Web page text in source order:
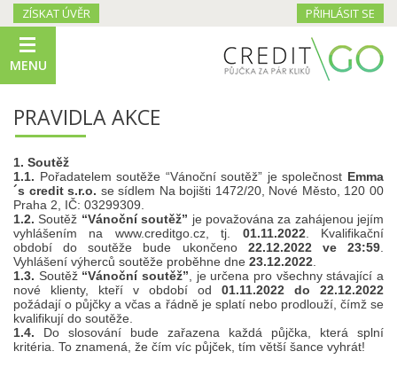
ZÍSKAT ÚVĚR PŘIHLÁSIT SE
MENU
PRAVIDLA AKCE
1. Soutěž
1.1. Pořadatelem soutěže “Vánoční soutěž” je společnost Emma
´s credit s.r.o. se sídlem Na bojišti 1472/20, Nové Město, 120 00
Praha 2, IČ: 03299309.
1.2. Soutěž “Vánoční soutěž” je považována za zahájenou jejím
vyhlášením na www.creditgo.cz, tj. 01.11.2022. Kvalifikační
období do soutěže bude ukončeno 22.12.2022 ve 23:59
Vyhlášení výherců soutěže proběhne dne 23.12.2022
1.3. Soutěž “Vánoční soutěž” , je určena pro všechny stávající a
nové klienty, kteří v období od 01.11.2022 do 22.12.2022
požádají o půjčky a včas a řádně je splatí nebo prodlouží, čímž se
kvalifikují do soutěže.
1.4. Do slosování bude zařazena každá půjčka, která splní
kritéria. To znamená, že čím víc půjček, tím větší šance vyhrát!